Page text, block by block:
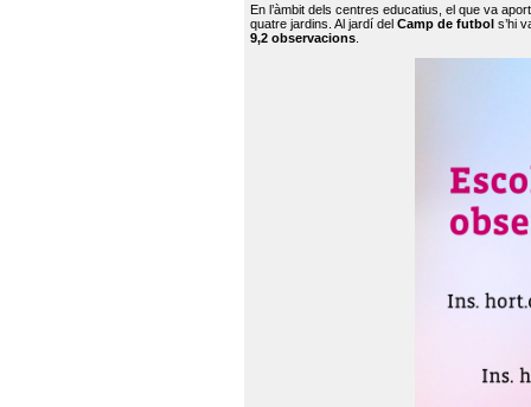
En l’àmbit dels centres educatius, el que va
quatre jardins. Al jardí del Camp de futbol s’hi
9,2 observacions